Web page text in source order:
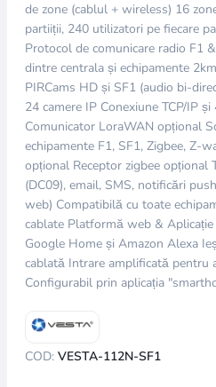
de zone (cablul + wireless) 16
partiiții, 240 utilizatori pe fiecare
Protocol de comunicare radio F1
dintre centrala și echipamente
PIRCams HD și SF1 (audio bi-
24 camere IP Conexiune TCP/IP
Comunicator LoraWAN opțional
echipamente F1, SF1, Zigbee, Z-
opțional Receptor zigbee opțional
(DC09), email, SMS, notificări
web) Compatibilă cu toate
cablate Platformă web &
Google Home și Amazon Alexa
cablată Intrare amplificată pentru
Configurabil prin aplicația
COD: VESTA-112N-SF1